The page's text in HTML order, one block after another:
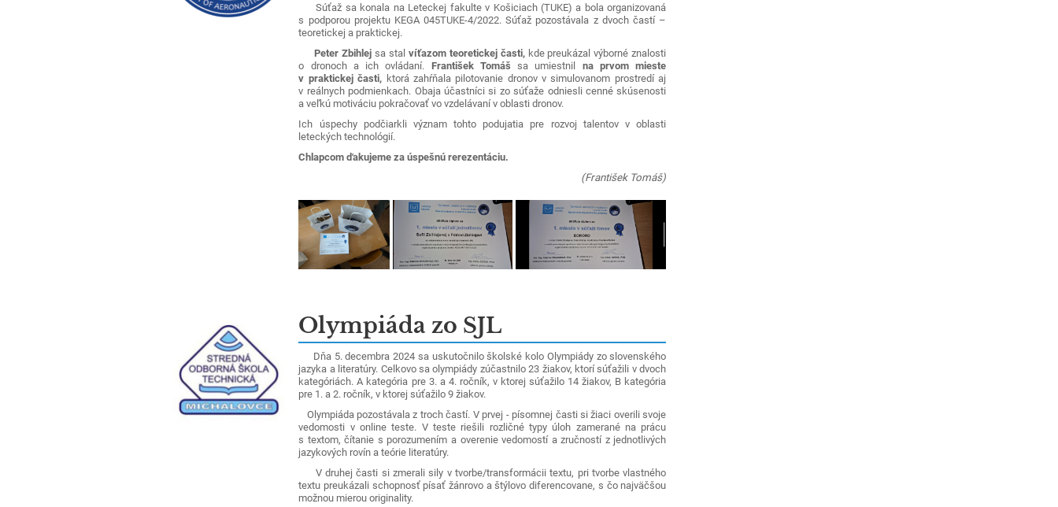
Súťaž sa konala na Leteckej fakulte v Košiciach (TUKE) a bola organizovaná
s podporou projektu KEGA 045TUKE-4/2022.Súťaž pozostávala z dvoch častí –
teoretickej a praktickej.
Peter Zbihlej sa stal víťazom teoretickej časti,kde preukázal výborné znalosti
o dronoch a ich ovládaní. František Tomášsa umiestnil na prvom mieste
v praktickej časti, ktorá zahŕňala pilotovanie dronov v simulovanom prostredí aj
v reálnych podmienkach. Obaja účastníci si zo súťaže odniesli cenné skúsenosti
a veľkú motiváciu pokračovať vo vzdelávaní v oblasti dronov.
Ich úspechy podčiarkli význam tohto podujatia pre rozvoj talentov v oblasti
leteckých technológií.
Chlapcom ďakujeme za úspešnú rerezentáciu.
(František Tomáš)
Olympiáda zo SJL
Dňa 5. decembra 2024 sa uskutočnilo školské kolo Olympiády zo slovenského
jazyka a literatúry. Celkovo sa olympiády zúčastnilo 23 žiakov, ktorí súťažili v dvoch
kategóriách. A kategória pre 3. a 4. ročník, v ktorej súťažilo 14 žiakov, B kategória
pre 1. a 2. ročník, v ktorej súťažilo 9 žiakov.
Olympiáda pozostávala z troch častí. V prvej - písomnej časti si žiaci overili svoje
vedomosti v online teste. V teste riešili rozličné typy úloh zamerané na prácu
s textom, čítanie s porozumením a overenie vedomostí a zručností z jednotlivých
jazykových rovín a teórie literatúry.
V druhej časti si zmerali sily v tvorbe/transformácii textu, pri tvorbe vlastného
textu preukázali schopnosť písať žánrovo a štýlovo diferencovane, s čo najväčšou
možnou mierou originality.